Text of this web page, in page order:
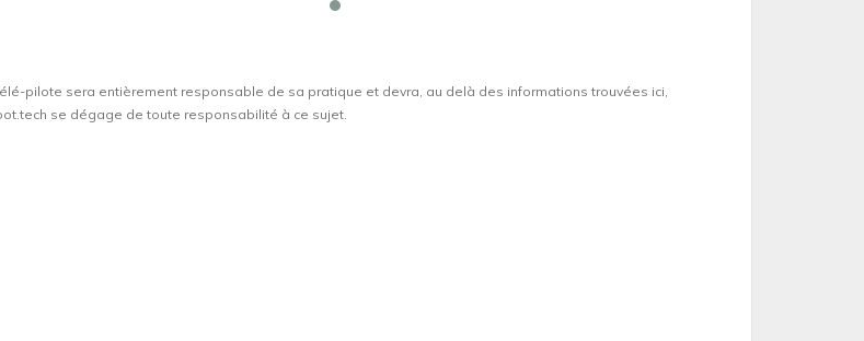
pilote sera entièrement responsable de sa pratique et devra, au delà des informations trouvées ici,
se dégage de toute responsabilité à ce sujet.